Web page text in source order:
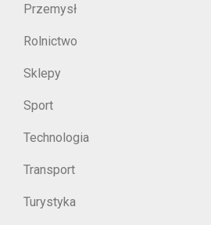
Przemysł
Rolnictwo
Sklepy
Sport
Technologia
Transport
Turystyka